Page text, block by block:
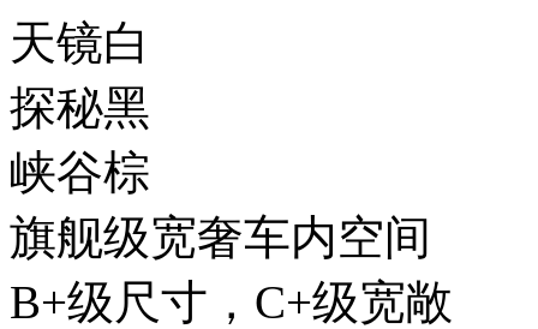
天镜白
探秘黑
峡谷棕
旗舰级宽奢车内空间
B+级尺寸，C+级宽敞